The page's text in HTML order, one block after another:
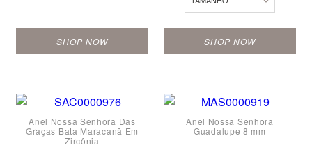
SHOP NOW
22
SHOP NOW
Anel Nossa Senhora Das
Graças Bata Maracanã Em
Zircônia
15
Anel Nossa Senhora
Guadalupe 8 mm
15